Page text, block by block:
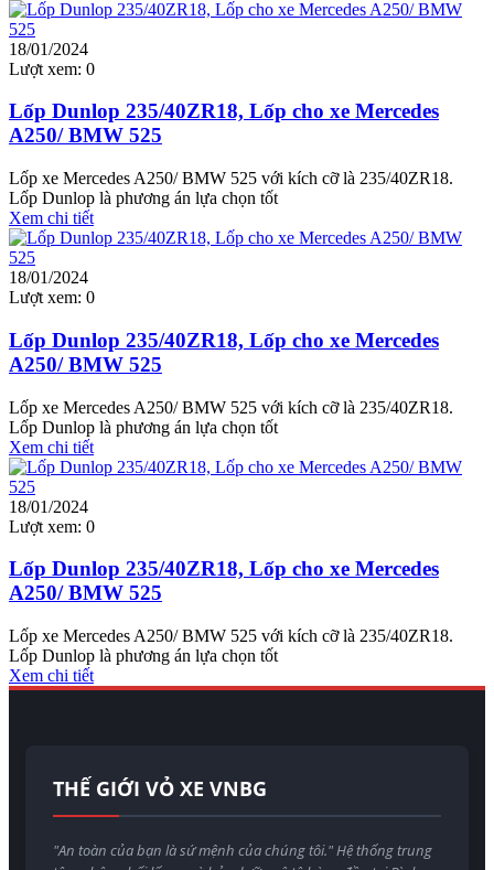
18/01/2024
Lượt xem: 0
Lốp Dunlop 235/40ZR18, Lốp cho xe Mercedes
A250/ BMW 525
Lốp xe Mercedes A250/ BMW 525 với kích cỡ là 235/40ZR18.
Lốp Dunlop là phương án lựa chọn tốt
Xem chi tiết
18/01/2024
Lượt xem: 0
Lốp Dunlop 235/40ZR18, Lốp cho xe Mercedes
A250/ BMW 525
Lốp xe Mercedes A250/ BMW 525 với kích cỡ là 235/40ZR18.
Lốp Dunlop là phương án lựa chọn tốt
Xem chi tiết
18/01/2024
Lượt xem: 0
Lốp Dunlop 235/40ZR18, Lốp cho xe Mercedes
A250/ BMW 525
Lốp xe Mercedes A250/ BMW 525 với kích cỡ là 235/40ZR18.
Lốp Dunlop là phương án lựa chọn tốt
Xem chi tiết
THẾ GIỚI VỎ XE VNBG
"An toàn của bạn là sứ mệnh của chúng tôi." Hệ thống trung